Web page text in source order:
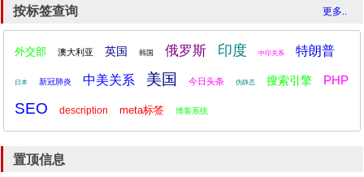
更多..
按标签查询
外交部 澳大利亚 英国 韩国 俄罗斯 印度 中印关系 特朗普
日本 新冠肺炎 中美关系 美国 今日头条 伪静态 搜索引擎 PHP
SEO description meta标签 博客系统
置顶信息